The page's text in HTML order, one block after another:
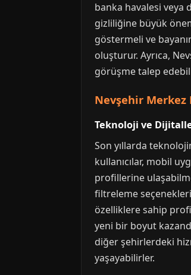
banka havalesi
gizliliğine büyük
göstermeli ve
oluşturur. Ayrıca,
görüşme talep
Nevşehir Merkez
Teknoloji ve
Son yıllarda
kullanıcılar, mobil
profillerine
filtreleme
özelliklere sahip
yeni bir boyut
diğer şehirlerdeki
yaşayabilirler.